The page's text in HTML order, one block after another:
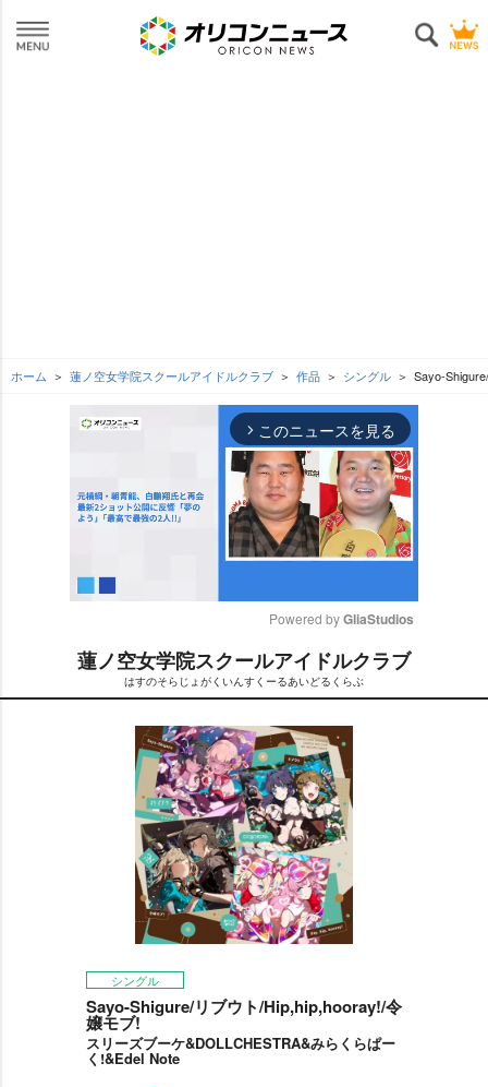
ホーム 蓮ノ空女学院スクールアイドルクラブ 作品 シングル Sayo-
arrow_forward_ios このニュースを見る
M
u
t
e
Powered by GliaStudios
蓮ノ空女学院スクールアイドルクラブ
はすのそらじょがくいんすくーるあいどるくらぶ
シングル
Sayo-Shigure/リブウト/Hip,hip,hooray!/令
嬢モブ!
スリーズブーケ&DOLLCHESTRA&みらくらぱー
く!&Edel Note